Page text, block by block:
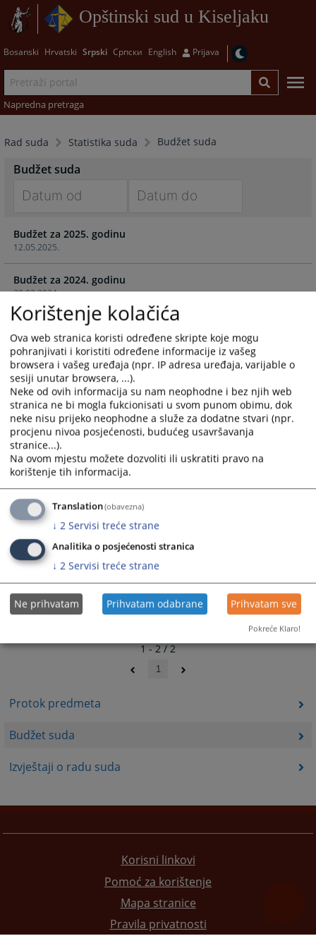
Opštinski sud u Kiseljaku
Bosanski Hrvatski Srpski Српски English Prijava
Napredna pretraga
Rad suda Statistika suda Budžet suda
Protok predmeta
Budžet suda
Izvještaji o radu suda
Budžet suda
forward
to
interact
with
the
calendar
select
a
date.
Press
the
question
mark
key
to
the
keyboard
shortcuts
for
changing
interact
the
calendar
select
a
date.
Press
the
question
mark
key
to
keyboard
shortcuts
for
changing
12.05.2025.
Budžet za 2025. godinu
29.03.2024.
Budžet za 2024. godinu
1 - 2 / 2
1
Korisni linkovi
Pomoć za korištenje
Mapa stranice
Pravila privatnosti
Korištenje kolačića
Ova web stranica koristi određene skripte koje mogu
pohranjivati i koristiti određene informacije iz vašeg
browsera i vašeg uređaja (npr. IP adresa uređaja, varijable o
sesiji unutar browsera, ...).
Neke od ovih informacija su nam neophodne i bez njih web
stranica ne bi mogla fukcionisati u svom punom obimu, dok
neke nisu prijeko neophodne a služe za dodatne stvari (npr.
procjenu nivoa posjećenosti, budućeg usavršavanja
stranice...).
Na ovom mjestu možete dozvoliti ili uskratiti pravo na
korištenje tih informacija.
Translation(obavezna)
↓ 2 Servisi treće strane
Analitika o posjećenosti stranica
↓ 2 Servisi treće strane
Ne prihvatam Prihvatam odabrane Prihvatam sve
Pokreće Klaro!